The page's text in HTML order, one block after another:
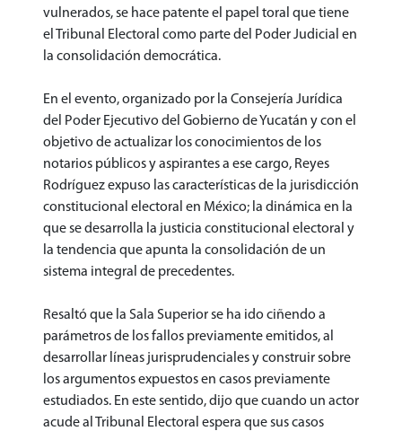
vulnerados, se hace patente el papel toral que tiene
el Tribunal Electoral como parte del Poder Judicial en
la consolidación democrática.
En el evento, organizado por la Consejería Jurídica
del Poder Ejecutivo del Gobierno de Yucatán y con el
objetivo de actualizar los conocimientos de los
notarios públicos y aspirantes a ese cargo, Reyes
Rodríguez expuso las características de la jurisdicción
constitucional electoral en México; la dinámica en la
que se desarrolla la justicia constitucional electoral y
la tendencia que apunta la consolidación de un
sistema integral de precedentes.
Resaltó que la Sala Superior se ha ido ciñendo a
parámetros de los fallos previamente emitidos, al
desarrollar líneas jurisprudenciales y construir sobre
los argumentos expuestos en casos previamente
estudiados. En este sentido, dijo que cuando un actor
acude al Tribunal Electoral espera que sus casos